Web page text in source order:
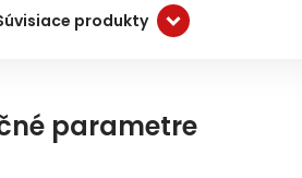
produkty
parametre